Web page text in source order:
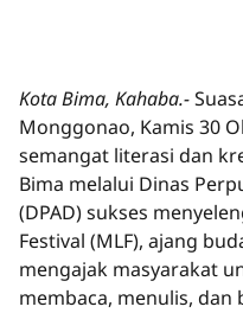
Kota Bima, Kahaba.-
Monggonao, Kamis 30
semangat literasi dan
Bima melalui Dinas
(DPAD) sukses
Festival (MLF), ajang
mengajak masyarakat
membaca, menulis, dan